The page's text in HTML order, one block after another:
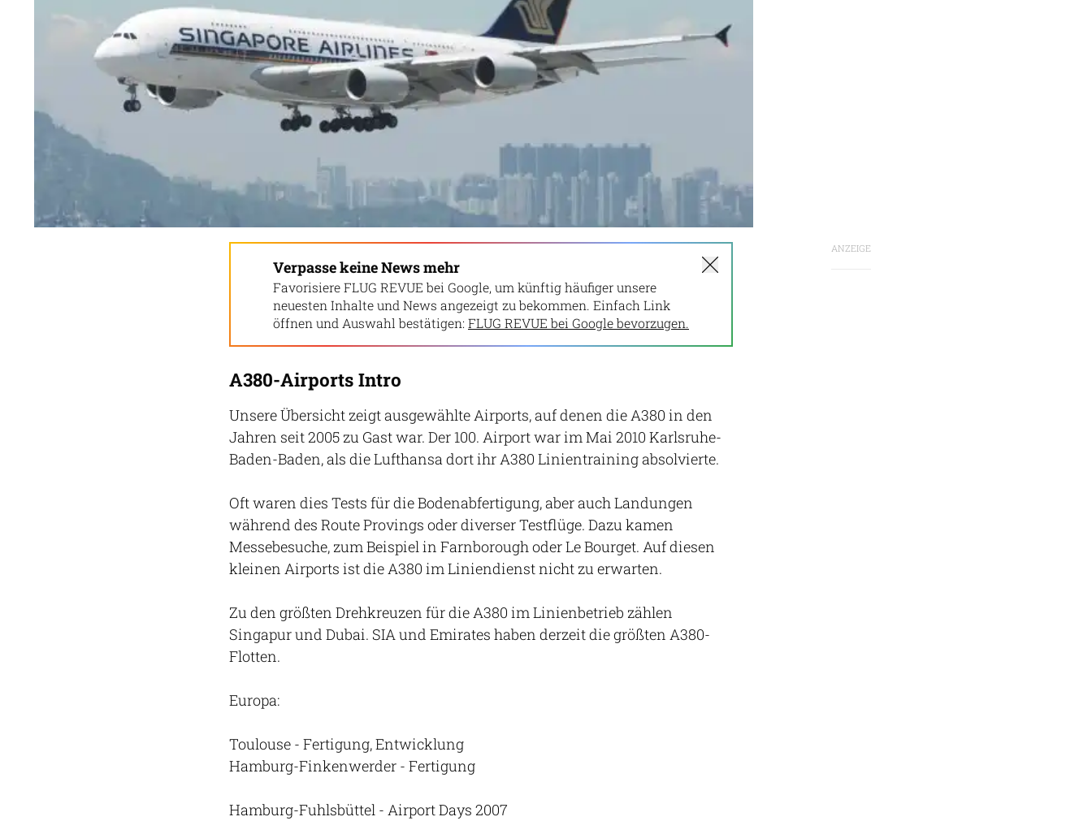
ANZEIGE
Verpasse keine News mehr
Favorisiere FLUG REVUE bei Google, um künftig häufiger unsere
neuesten Inhalte und News angezeigt zu bekommen. Einfach Link
öffnen und Auswahl bestätigen: FLUG REVUE bei Google bevorzugen.
A380-Airports Intro
Unsere Übersicht zeigt ausgewählte Airports, auf denen die A380 in den
Jahren seit 2005 zu Gast war. Der 100. Airport war im Mai 2010 Karlsruhe-
Baden-Baden, als die Lufthansa dort ihr A380 Linientraining absolvierte.
Oft waren dies Tests für die Bodenabfertigung, aber auch Landungen
während des Route Provings oder diverser Testflüge. Dazu kamen
Messebesuche, zum Beispiel in Farnborough oder Le Bourget. Auf diesen
kleinen Airports ist die A380 im Liniendienst nicht zu erwarten.
Zu den größten Drehkreuzen für die A380 im Linienbetrieb zählen
Singapur und Dubai. SIA und Emirates haben derzeit die größten A380-
Flotten.
Europa:
Toulouse - Fertigung, Entwicklung
Hamburg-Finkenwerder - Fertigung
Hamburg-Fuhlsbüttel - Airport Days 2007